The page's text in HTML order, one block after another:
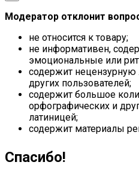
Модератор отклонит
не относится к товару;
не информативен,
эмоциональные или
содержит нецензурную
других пользователей;
содержит большое
орфографических и
латиницей;
содержит материалы
Спасибо!